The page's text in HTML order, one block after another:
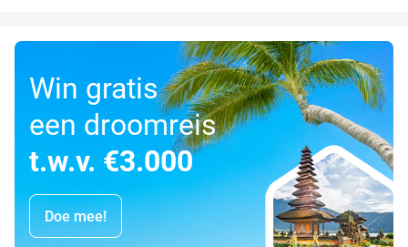
Win gratis
een droomreis
t.w.v. €3.000
Doe mee!